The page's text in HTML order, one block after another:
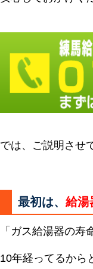
では、ご説明させ
最初は、 給湯
「ガス給湯器の
10年経ってるから